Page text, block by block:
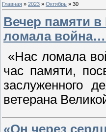
Главная » 2023 » Октябрь » 30
Вечер памяти
ломала
«Нас ломала
час памяти,
заслуженного
ветерана
«Он через